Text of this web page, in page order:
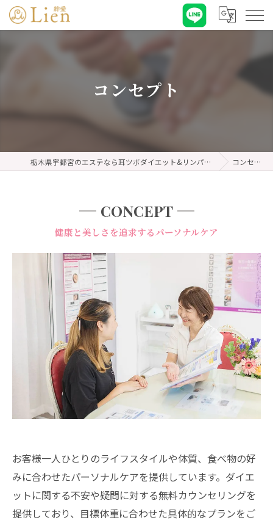
コンセプト
栃木県宇都宮のエステなら耳ツボダイエット&リンパケア 絆愛・リアン コンセプト
健康と美しさを追求するパーソナルケア
CONCEPT
お客様一人ひとりのライフスタイルや体質、食べ物の好
みに合わせたパーソナルケアを提供しています。ダイエ
ットに関する不安や疑問に対する無料カウンセリングを
提供しており、目標体重に合わせた具体的なプランをご